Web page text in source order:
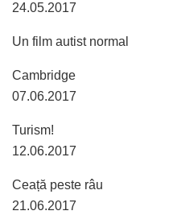
24.05.2017
Un film autist
07.06.2017
Turism!
12.06.2017
Ceață peste
21.06.2017